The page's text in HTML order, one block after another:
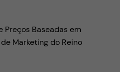
Preços Baseadas em
Marketing do Reino